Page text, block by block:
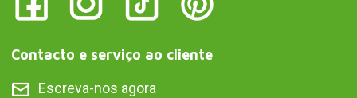
Contacto e serviço ao cliente
Escreva-nos agora